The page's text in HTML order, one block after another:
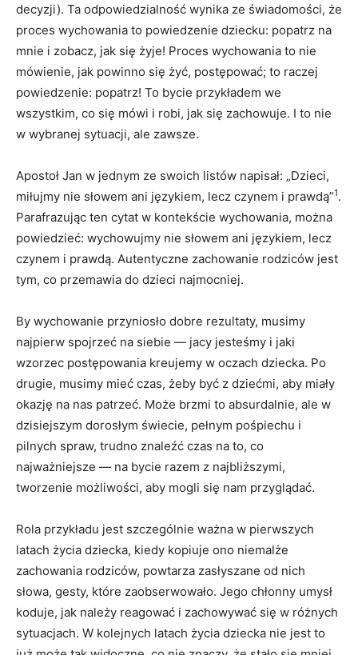
decyzji). Ta odpowiedzialność wynika ze świadomości, że
proces wychowania to powiedzenie dziecku: popatrz na
mnie i zobacz, jak się żyje! Proces wychowania to nie
mówienie, jak powinno się żyć, postępować; to raczej
powiedzenie: popatrz! To bycie przykładem we
wszystkim, co się mówi i robi, jak się zachowuje. I to nie
w wybranej sytuacji, ale zawsze.
Apostoł Jan w jednym ze swoich listów napisał: „Dzieci,
miłujmy nie słowem ani językiem, lecz czynem i prawdą”1.
Parafrazując ten cytat w kontekście wychowania, można
powiedzieć: wychowujmy nie słowem ani językiem, lecz
czynem i prawdą. Autentyczne zachowanie rodziców jest
tym, co przemawia do dzieci najmocniej.
By wychowanie przyniosło dobre rezultaty, musimy
najpierw spojrzeć na siebie — jacy jesteśmy i jaki
wzorzec postępowania kreujemy w oczach dziecka. Po
drugie, musimy mieć czas, żeby być z dziećmi, aby miały
okazję na nas patrzeć. Może brzmi to absurdalnie, ale w
dzisiejszym dorosłym świecie, pełnym pośpiechu i
pilnych spraw, trudno znaleźć czas na to, co
najważniejsze — na bycie razem z najbliższymi,
tworzenie możliwości, aby mogli się nam przyglądać.
Rola przykładu jest szczególnie ważna w pierwszych
latach życia dziecka, kiedy kopiuje ono niemalże
zachowania rodziców, powtarza zasłyszane od nich
słowa, gesty, które zaobserwowało. Jego chłonny umysł
koduje, jak należy reagować i zachowywać się w różnych
sytuacjach. W kolejnych latach życia dziecka nie jest to